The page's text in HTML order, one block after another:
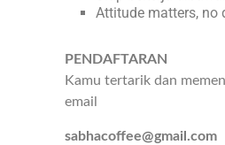
Attitude matters, no
PENDAFTARAN
Kamu tertarik dan
email
sabhacoffee@gmail.com